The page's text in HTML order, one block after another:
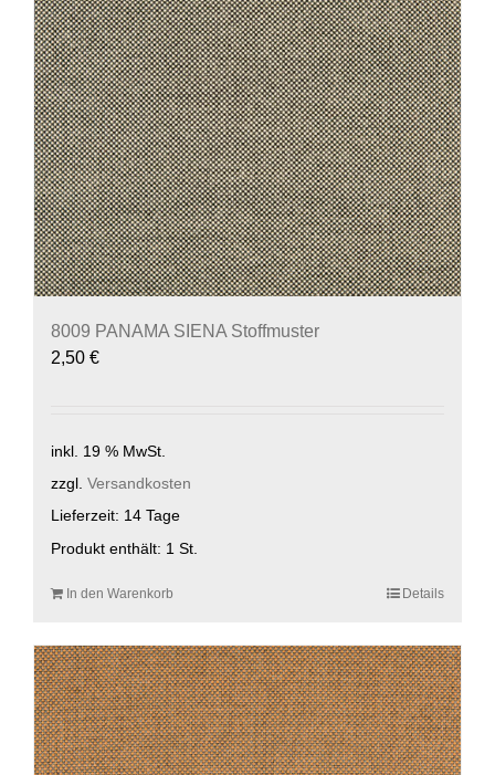
8009 PANAMA SIENA Stoffmuster
2,50 €
inkl. 19 % MwSt.
zzgl. Versandkosten
Lieferzeit: 14 Tage
Produkt enthält: 1 St.
In den Warenkorb Details